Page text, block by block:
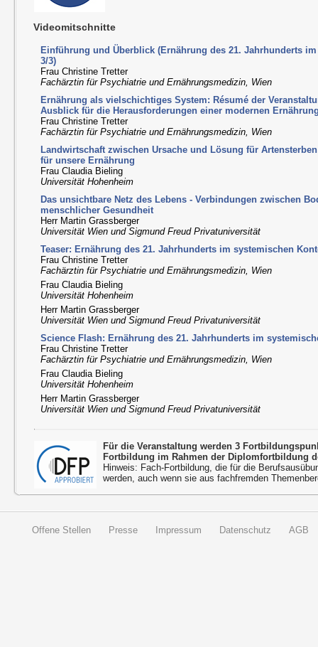
Videomitschnitte
Einführung und Überblick (Ernährung des 21. Jahrhunderts
3/3)
Frau Christine Tretter
Fachärztin für Psychiatrie und Ernährungsmedizin, Wien
Ernährung als vielschichtiges System: Résumé der
Ausblick für die Herausforderungen einer modernen
Frau Christine Tretter
Fachärztin für Psychiatrie und Ernährungsmedizin, Wien
Landwirtschaft zwischen Ursache und Lösung für
für unsere Ernährung
Frau Claudia Bieling
Universität Hohenheim
Das unsichtbare Netz des Lebens - Verbindungen zwischen
menschlicher Gesundheit
Herr Martin Grassberger
Universität Wien und Sigmund Freud Privatuniversität
Teaser: Ernährung des 21. Jahrhunderts im systemischen
Frau Christine Tretter
Fachärztin für Psychiatrie und Ernährungsmedizin, Wien
Frau Claudia Bieling
Universität Hohenheim
Herr Martin Grassberger
Universität Wien und Sigmund Freud Privatuniversität
Science Flash: Ernährung des 21. Jahrhunderts im
Frau Christine Tretter
Fachärztin für Psychiatrie und Ernährungsmedizin, Wien
Frau Claudia Bieling
Universität Hohenheim
Herr Martin Grassberger
Universität Wien und Sigmund Freud Privatuniversität
Für die Veranstaltung werden 3
Fortbildung im Rahmen der Diplomfortbildung
Hinweis: Fach-Fortbildung, die für die
werden, auch wenn sie aus fachfremden
Offene Stellen Presse Impressum Datenschutz AGB